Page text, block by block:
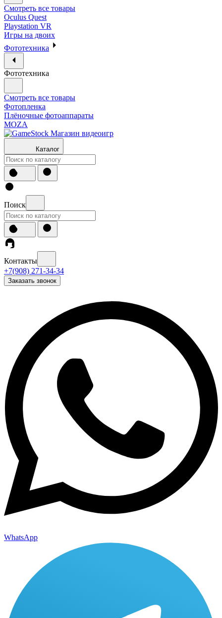
Смотреть все товары
Oculus Quest
Playstation VR
Игры на двоих
Фототехника
Фототехника
Смотреть все товары
Фотопленка
Плёночные фотоаппараты
MOZA
Каталог
Поиск
Контакты
+7(908) 271-34-34
Заказать звонок
WhatsApp